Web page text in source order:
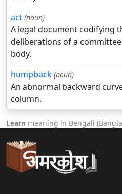
act (noun)
A legal document codifying
deliberations of a
body.
humpback (noun)
An abnormal backward
column.
Learn meaning in Bengali